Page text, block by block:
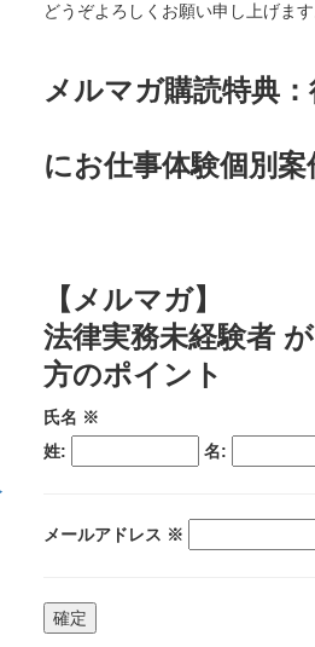
どうぞよろしくお願い申し上げます
メルマガ購読特典
にお仕事体験個別
【メルマガ】
法律実務未経験者
方のポイント
氏名 ※
姓:
名:
メールアドレス ※